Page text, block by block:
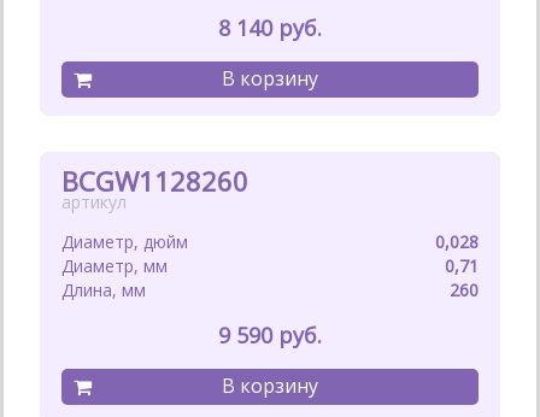
8 140
0,028
0,71
260
BCGW1128260
9 590